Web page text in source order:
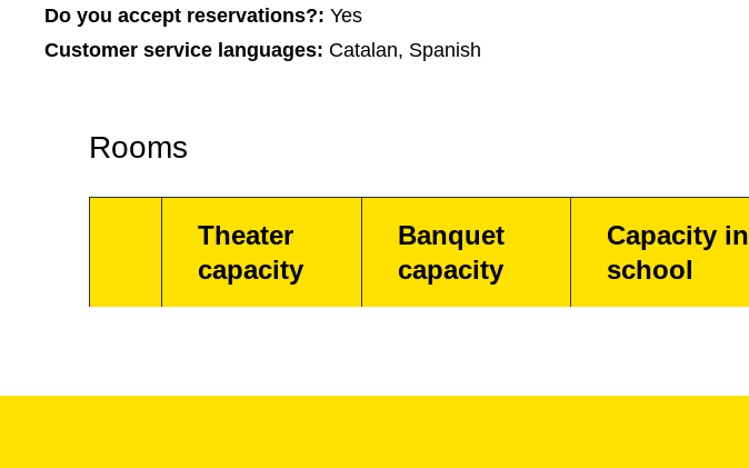
Do you accept reservations?: Yes
Customer service languages: Catalan, Spanish
Rooms
Theater
capacity
Banquet
capacity
Capacity in
school